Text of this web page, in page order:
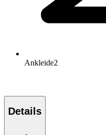
Ankleide2
Details